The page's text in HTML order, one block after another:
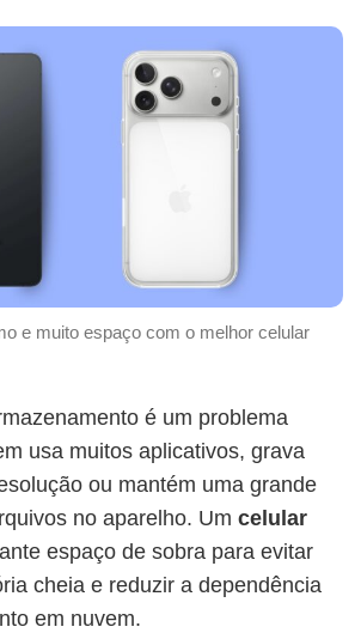
e muito espaço com o melhor celular
é um problema
usa muitos aplicativos, grava
ou mantém uma grande
no aparelho. Um celular
espaço de sobra para evitar
cheia e reduzir a dependência
em nuvem.